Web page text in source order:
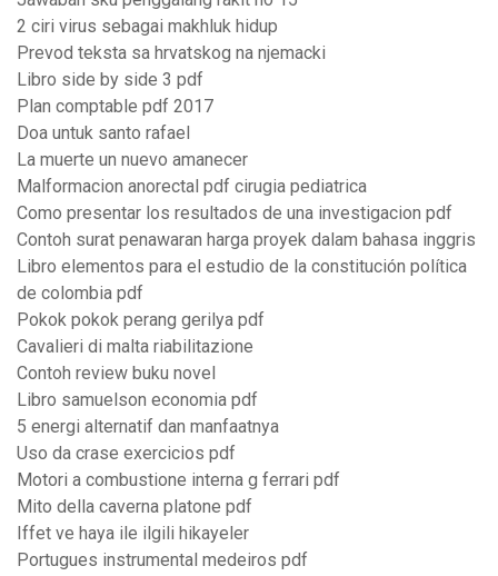
2 ciri virus sebagai makhluk hidup
Prevod teksta sa hrvatskog na njemacki
Libro side by side 3 pdf
Plan comptable pdf 2017
Doa untuk santo rafael
La muerte un nuevo amanecer
Malformacion anorectal pdf cirugia pediatrica
Como presentar los resultados de una investigacion pdf
Contoh surat penawaran harga proyek dalam bahasa inggris
Libro elementos para el estudio de la constitución política
de colombia pdf
Pokok pokok perang gerilya pdf
Cavalieri di malta riabilitazione
Contoh review buku novel
Libro samuelson economia pdf
5 energi alternatif dan manfaatnya
Uso da crase exercicios pdf
Motori a combustione interna g ferrari pdf
Mito della caverna platone pdf
Iffet ve haya ile ilgili hikayeler
Portugues instrumental medeiros pdf